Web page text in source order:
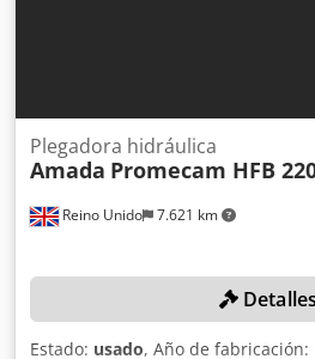
Reino Unido 7.621 km
Plegadora hidráulica
Amada Promecam HFB
Detalles
Estado: usado, Año de fabricación: